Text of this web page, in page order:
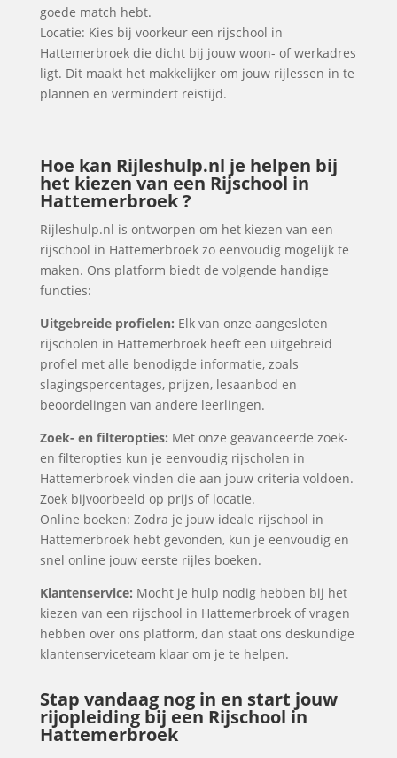
goede match hebt.
Locatie: Kies bij voorkeur een rijschool in
Hattemerbroek die dicht bij jouw woon- of werkadres
ligt. Dit maakt het makkelijker om jouw rijlessen in te
plannen en vermindert reistijd.
Hoe kan Rijleshulp.nl je helpen bij
het kiezen van een Rijschool in
Hattemerbroek ?
Rijleshulp.nl is ontworpen om het kiezen van een
rijschool in Hattemerbroek zo eenvoudig mogelijk te
maken. Ons platform biedt de volgende handige
functies:
Uitgebreide profielen: Elk van onze aangesloten
rijscholen in Hattemerbroek heeft een uitgebreid
profiel met alle benodigde informatie, zoals
slagingspercentages, prijzen, lesaanbod en
beoordelingen van andere leerlingen.
Zoek- en filteropties: Met onze geavanceerde zoek-
en filteropties kun je eenvoudig rijscholen in
Hattemerbroek vinden die aan jouw criteria voldoen.
Zoek bijvoorbeeld op prijs of locatie.
Online boeken: Zodra je jouw ideale rijschool in
Hattemerbroek hebt gevonden, kun je eenvoudig en
snel online jouw eerste rijles boeken.
Klantenservice: Mocht je hulp nodig hebben bij het
kiezen van een rijschool in Hattemerbroek of vragen
hebben over ons platform, dan staat ons deskundige
klantenserviceteam klaar om je te helpen.
Stap vandaag nog in en start jouw
rijopleiding bij een Rijschool in
Hattemerbroek